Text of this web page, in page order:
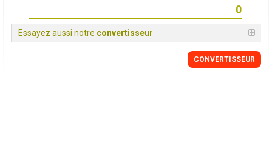
Essayez aussi notre convertisseur
CONVERTISSEUR